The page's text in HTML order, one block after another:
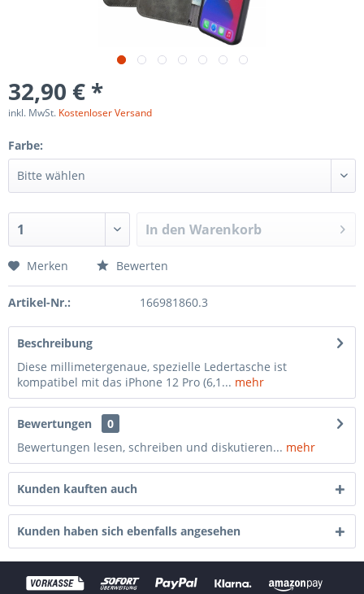
32,90 € *
inkl. MwSt. Kostenloser Versand
Farbe:
In den Warenkorb
Merken Bewerten
Artikel-Nr.: 166981860.3
Beschreibung
Diese millimetergenaue, spezielle Ledertasche ist
kompatibel mit das iPhone 12 Pro (6,1... mehr
Bewertungen
0
Bewertungen lesen, schreiben und diskutieren... mehr
Kunden kauften auch
Kunden haben sich ebenfalls angesehen